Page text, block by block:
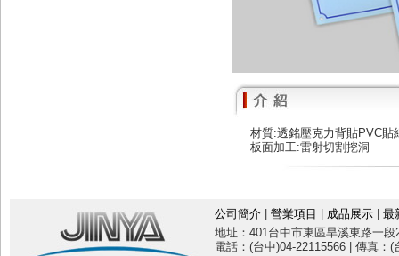
材質:透銘壓克力背貼PVC貼
板面加工:雷射切割挖洞
公司簡介 營業項目 成品展示
最
地址：401台中市東區旱溪東路一
電話：(台中)04-22115566 | 傳真：(